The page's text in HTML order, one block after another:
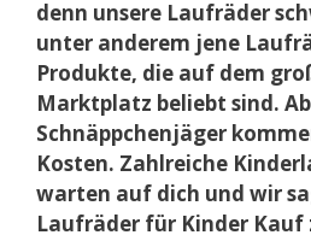
denn unsere Laufräder
unter anderem jene
Produkte, die auf dem
Marktplatz beliebt sind.
Schnäppchenjäger
Kosten. Zahlreiche
warten auf dich und wir
Laufräder für Kinder Kauf